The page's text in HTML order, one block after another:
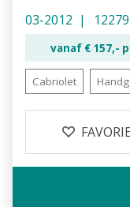
03-2012
vanaf € 157,-
Cabriolet